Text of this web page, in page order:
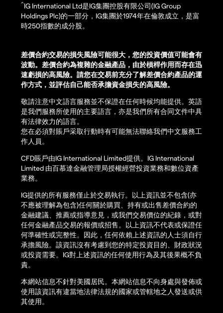
^IG International Ltd是IG集團控股有限公司(IG Group
Holdings Plc)的一部分，IG集團於1974年在倫敦成立，是富
時250指數的成分股。
差價合約交易的損失風險可能很大，您的投資價值可能會有
波動。差價合約為複雜的金融產品，由於槓桿作用而存在迅
速虧損的高風險。請您在交易前充分了解差價合約產品的運
作方式，並評估自己能否承擔資金損失的高風險。
敬請注意中文語言服務並不保證在任何時候均能提供。英語
是我們服務所使用的主要語言，亦是我們所有合同文件中具
有法律效力的語言。
您在必須對賬戶采取行動時有可能無法聯絡我們中文服務工
作人員。
CFD賬戶由IG International Limited提供。IG International
Limited 由百慕達金融管理局授權經營投資業務和數位資產
業務。
IG提供的所有服務僅止於交易執行。以上資訊並不包含(亦
不應被理解為包含)任何關於購買、持有或出售差價合約的
金融建議、推薦或指導意見，或我們交易價位的紀錄，或對
任何金融產品交易的報價或招售。以上資訊不代表或保證任
何準確性或完整性。因此，任何依賴上述資訊的人士須自行
承擔風險。該資訊沒有考慮到您的特定投資目的、財政狀況
或投資需要。IG對上述資訊的任何使用行為及其後果概不負
責。
本網站信息不針對美國居民。本網站信息不向身處與發佈或
使用該資訊有違當地法律法規的國家或管轄地之人發送或供
其使用。